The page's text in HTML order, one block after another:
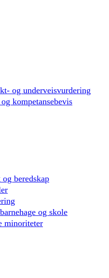
og underveisvurdering
kompetansebevis
beredskap
og skole
minoriteter